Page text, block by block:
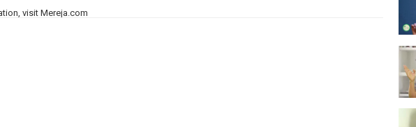
visit Mereja.com
Ethiopian music, sports, arts, and entertainment